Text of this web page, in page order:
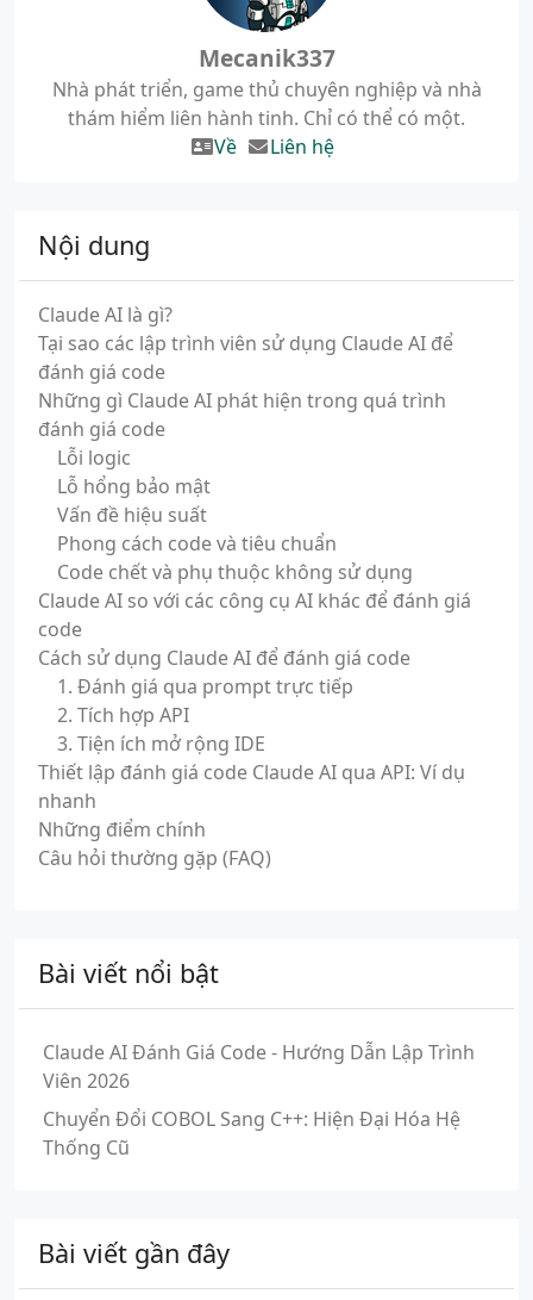
Mecanik337
Nhà phát triển, game thủ chuyên nghiệp và nhà
thám hiểm liên hành tinh. Chỉ có thể có một.
Về
Liên hệ
Nội dung
Claude AI là gì?
Tại sao các lập trình viên sử dụng Claude AI để
đánh giá code
Những gì Claude AI phát hiện trong quá trình
đánh giá code
Lỗi logic
Lỗ hổng bảo mật
Vấn đề hiệu suất
Phong cách code và tiêu chuẩn
Code chết và phụ thuộc không sử dụng
Claude AI so với các công cụ AI khác để đánh giá
code
Cách sử dụng Claude AI để đánh giá code
1. Đánh giá qua prompt trực tiếp
2. Tích hợp API
3. Tiện ích mở rộng IDE
Thiết lập đánh giá code Claude AI qua API: Ví dụ
nhanh
Những điểm chính
Câu hỏi thường gặp (FAQ)
Bài viết nổi bật
Claude AI Đánh Giá Code - Hướng Dẫn Lập Trình
Viên 2026
Chuyển Đổi COBOL Sang C++: Hiện Đại Hóa Hệ
Thống Cũ
Bài viết gần đây